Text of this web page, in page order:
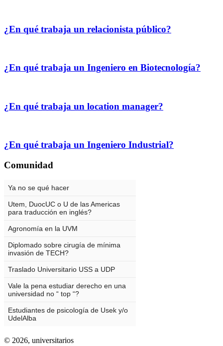
¿En qué trabaja un relacionista público?
¿En qué trabaja un Ingeniero en Biotecnología?
¿En qué trabaja un location manager?
¿En qué trabaja un Ingeniero Industrial?
Comunidad
© 2026, universitarios